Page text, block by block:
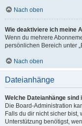
Nach oben
Wie deaktiviere ich meine
Wenn du mehrere
persönlichen Bereich unter
Nach oben
Dateianhänge
Welche Dateianhänge
Die Board-Administration
Falls du dir nicht sicher
Unterstützung benötigst,